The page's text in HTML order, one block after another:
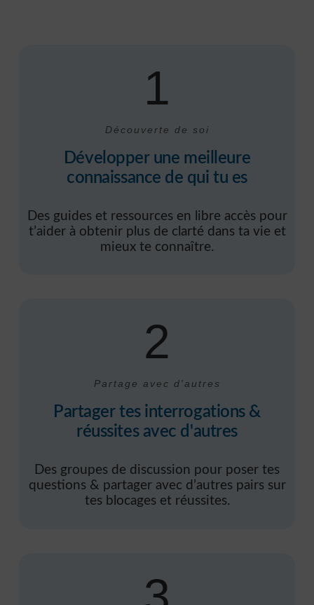
1
Découverte de soi
Développer une meilleure
connaissance de qui tu es
Des guides et ressources en libre accès pour
t’aider à obtenir plus de clarté dans ta vie et
mieux te connaître.
2
Partage avec d'autres
Partager tes interrogations &
réussites avec d'autres
Des groupes de discussion pour poser tes
questions & partager avec d’autres pairs sur
tes blocages et réussites.